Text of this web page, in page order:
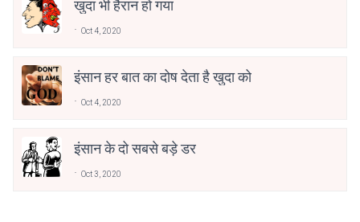
खुदा भी हैरान हो गया
Oct 4, 2020
इंसान हर बात का दोष देता है खुदा को
Oct 4, 2020
इंसान के दो सबसे बड़े डर
Oct 3, 2020